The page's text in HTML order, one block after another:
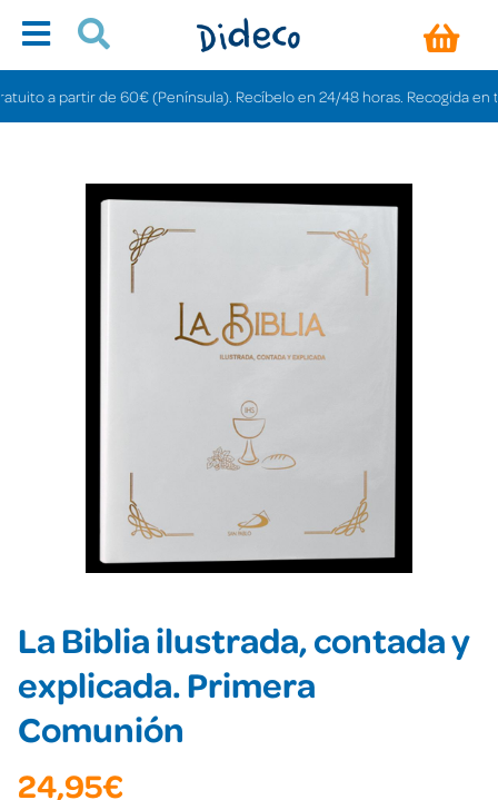
a partir de 60€ (Península). Recíbelo en 24/48 horas. Recogida en
La Biblia ilustrada, contada y
explicada. Primera
Comunión
24,95€